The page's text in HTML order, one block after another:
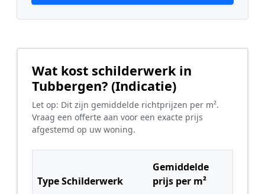
Wat kost schilderwerk in
Tubbergen? (Indicatie)
Let op: Dit zijn gemiddelde richtprijzen per m².
Vraag een offerte aan voor een exacte prijs
afgestemd op uw woning.
Type Schilderwerk
Gemiddelde
prijs per m²